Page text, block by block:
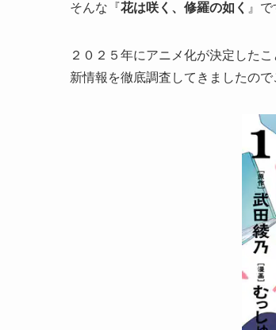
そんな『花は咲く、修羅の如く 』
２０２５年にアニメ化が決定した
新情報を徹底調査してきましたので